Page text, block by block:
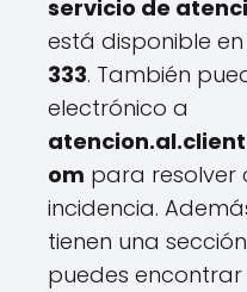
servicio de
está disponible
333. También
electrónico a
om para resolver
incidencia.
tienen una
puedes